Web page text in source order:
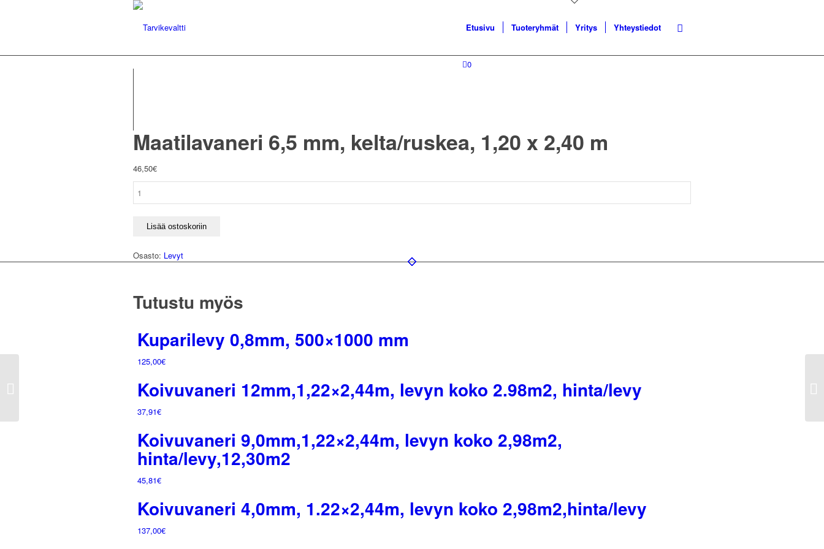
Etusivu Tuoteryhmät Yritys Yhteystiedot
0
Maatilavaneri 6,5 mm, kelta/ruskea, 1,20 x 2,40 m
46,50€
kelta/ruskea,
x
2,40
Lisää ostoskoriin
Osasto: Levyt
Tutustu myös
Kuparilevy 0,8mm, 500×1000 mm
125,00€
Koivuvaneri 12mm,1,22×2,44m, levyn koko 2.98m2, hinta/levy
37,91€
Koivuvaneri 9,0mm,1,22×2,44m, levyn koko 2,98m2,
hinta/levy,12,30m2
45,81€
Koivuvaneri 4,0mm, 1.22×2,44m, levyn koko 2,98m2,hinta/levy
137,00€